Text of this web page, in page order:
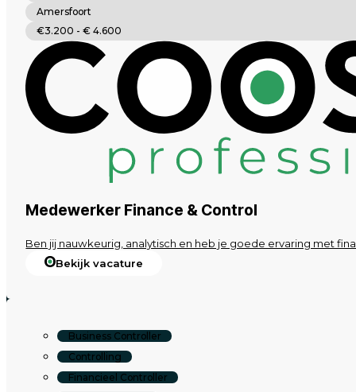
Amersfoort
€3.200 - € 4.600
Medewerker Finance & Control
Ben jij nauwkeurig, analytisch en heb je goede ervaring met
Bekijk vacature
Business Controller
Controlling
Financieel Controller